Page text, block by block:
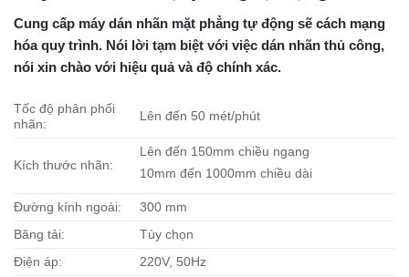
Cung cấp máy dán nhãn mặt phẳng tự động sẽ cách mạng
hóa quy trình. Nói lời tạm biệt với việc dán nhãn thủ công,
nói xin chào với hiệu quả và độ chính xác.
Tốc độ phân phối
nhãn:
Lên đến 50 mét/phút
Kích thước nhãn:
Lên đến 150mm chiều ngang
10mm đến 1000mm chiều dài
Đường kính ngoài:
300 mm
Băng tải:
Tùy chọn
Điện áp:
220V, 50Hz